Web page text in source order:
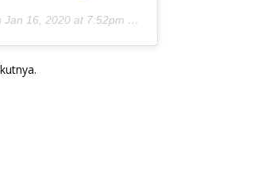
Jan 16, 2020 at 7:52pm PST